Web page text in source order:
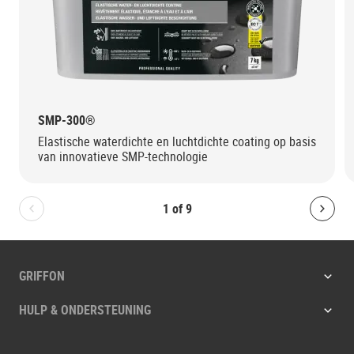
1 of 9
Bolton.General.PreviousSlide
SMP-300®
Elastische waterdichte en luchtdichte coating op basis
van innovatieve SMP-technologie
GRIFFON
HULP & ONDERSTEUNING